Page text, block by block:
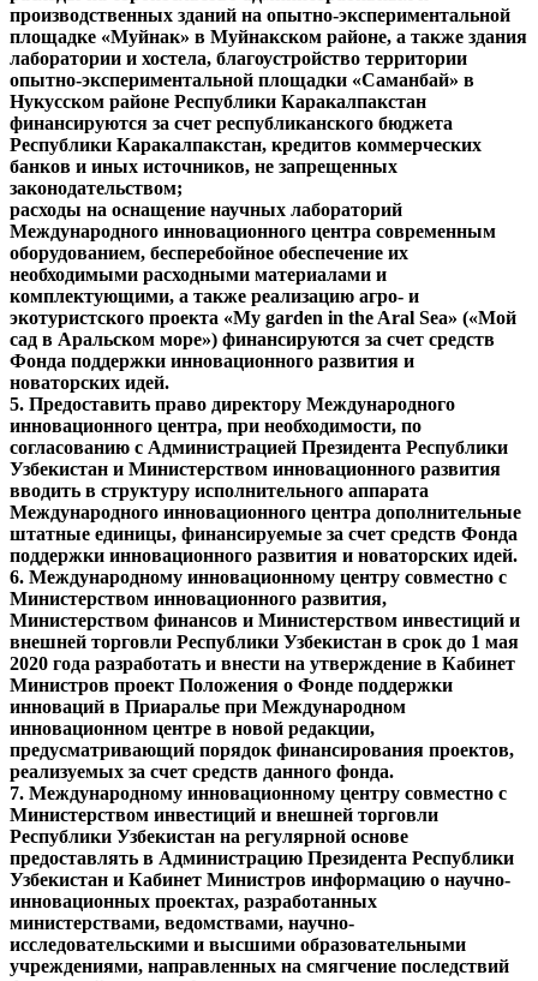
производственных зданий на опытно-экспериментальной
площадке «Муйнак» в Муйнакском районе, а также здания
лаборатории и хостела, благоустройство территории
опытно-экспериментальной площадки «Саманбай» в
Нукусском районе Республики Каракалпакстан
финансируются за счет республиканского бюджета
Республики Каракалпакстан, кредитов коммерческих
банков и иных источников, не запрещенных
законодательством;
расходы на оснащение научных лабораторий
Международного инновационного центра современным
оборудованием, бесперебойное обеспечение их
необходимыми расходными материалами и
комплектующими, а также реализацию агро- и
экотуристского проекта «My garden in the Aral Sea» («Мой
сад в Аральском море») финансируются за счет средств
Фонда поддержки инновационного развития и
новаторских идей.
5. Предоставить право директору Международного
инновационного центра, при необходимости, по
согласованию с Администрацией Президента Республики
Узбекистан и Министерством инновационного развития
вводить в структуру исполнительного аппарата
Международного инновационного центра дополнительные
штатные единицы, финансируемые за счет средств Фонда
поддержки инновационного развития и новаторских идей.
6. Международному инновационному центру совместно с
Министерством инновационного развития,
Министерством финансов и Министерством инвестиций и
внешней торговли Республики Узбекистан в срок до 1 мая
2020 года разработать и внести на утверждение в Кабинет
Министров проект Положения о Фонде поддержки
инноваций в Приаралье при Международном
инновационном центре в новой редакции,
предусматривающий порядок финансирования проектов,
реализуемых за счет средств данного фонда.
7. Международному инновационному центру совместно с
Министерством инвестиций и внешней торговли
Республики Узбекистан на регулярной основе
предоставлять в Администрацию Президента Республики
Узбекистан и Кабинет Министров информацию о научно-
инновационных проектах, разработанных
министерствами, ведомствами, научно-
исследовательскими и высшими образовательными
учреждениями, направленных на смягчение последствий